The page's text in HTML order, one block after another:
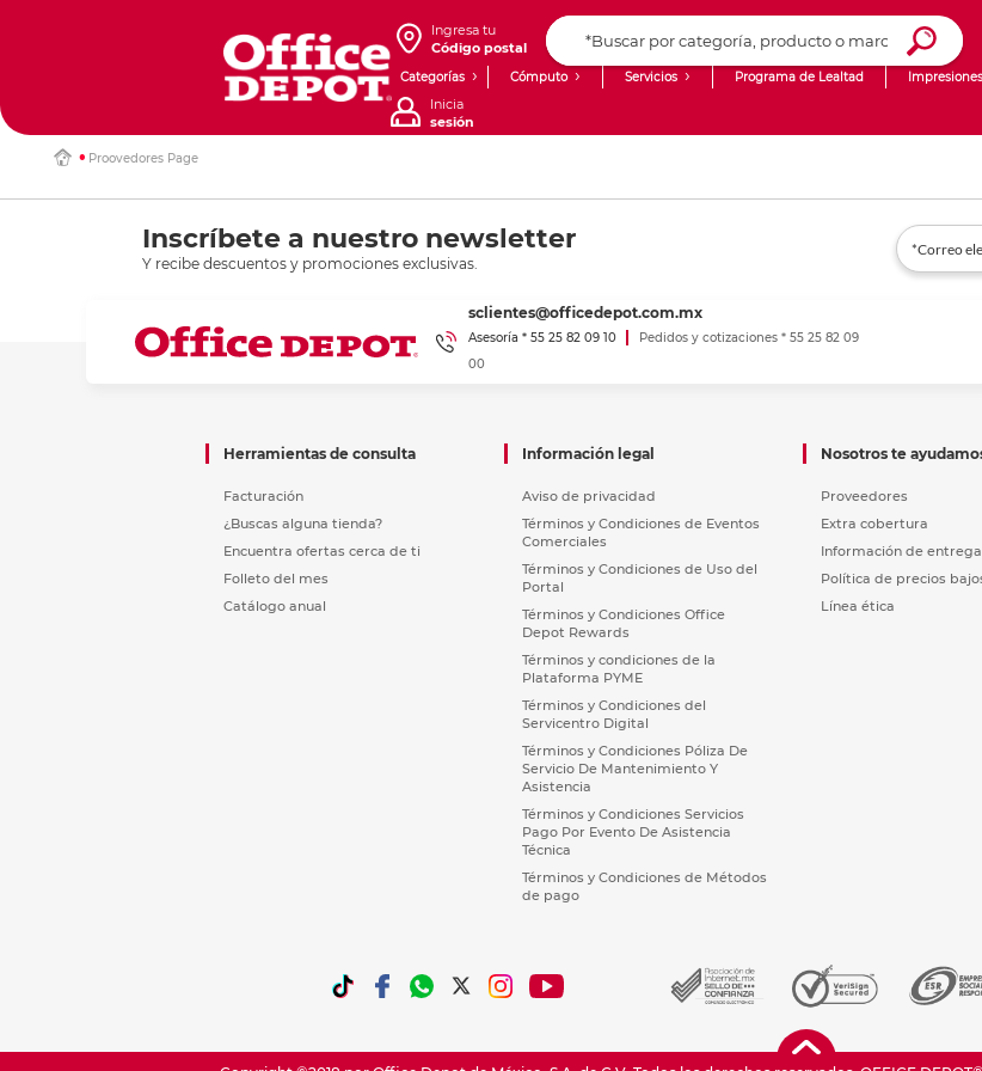
Ingresa tu
Código postal
Categorías Cómputo
Tablets
Servicios
PyME
Programa de Lealtad Impresiones
Inicia
sesión
Proovedores Page
Inscríbete a nuestro newsletter
Y recibe descuentos y promociones exclusivas.
sclientes@officedepot.com.mx
Asesoría * 55 25 82 09 10
Pedidos y cotizaciones * 55 25 82 09
00
Herramientas de consulta
Facturación
¿Buscas alguna tienda?
Encuentra ofertas cerca de ti
Folleto del mes
Catálogo anual
Información legal
Aviso de privacidad
Términos y Condiciones de Eventos
Comerciales
Términos y Condiciones de Uso del
Portal
Términos y Condiciones Office
Depot Rewards
Términos y condiciones de la
Plataforma PYME
Términos y Condiciones del
Servicentro Digital
Términos y Condiciones Póliza De
Servicio De Mantenimiento Y
Asistencia
Términos y Condiciones Servicios
Pago Por Evento De Asistencia
Técnica
Términos y Condiciones de Métodos
de pago
Nosotros te
Proveedores
Extra cobertura
Información de entrega
Política de precios
Línea ética